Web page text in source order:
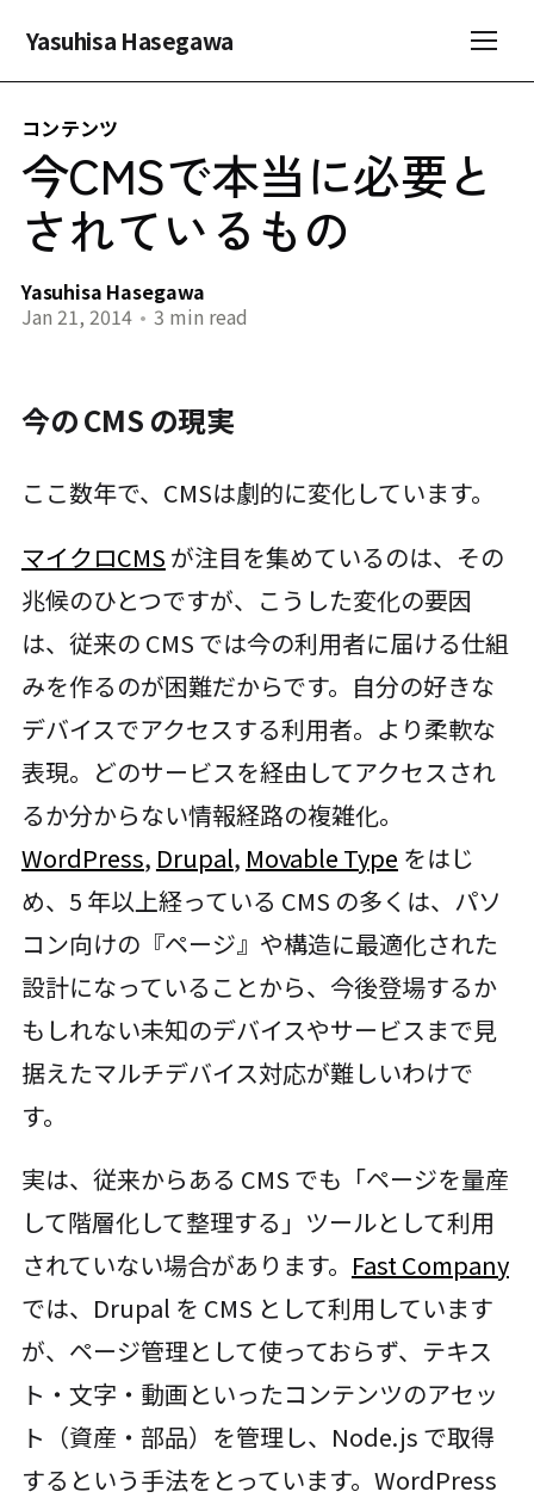
Yasuhisa Hasegawa
コンテンツ
今CMSで本当に必要と
されているもの
Yasuhisa Hasegawa
Jan 21, 2014 • 3 min read
今の CMS の現実
ここ数年で、CMSは劇的に変化しています。
マイクロCMS が注目を集めているのは、その
兆候のひとつですが、こうした変化の要因
は、従来の CMS では今の利用者に届ける仕組
みを作るのが困難だからです。自分の好きな
デバイスでアクセスする利用者。より柔軟な
表現。どのサービスを経由してアクセスされ
るか分からない情報経路の複雑化。
WordPress, Drupal, Movable Type をはじ
め、5 年以上経っている CMS の多くは、パソ
コン向けの『ページ』や構造に最適化された
設計になっていることから、今後登場するか
もしれない未知のデバイスやサービスまで見
据えたマルチデバイス対応が難しいわけで
す。
実は、従来からある CMS でも「ページを量産
して階層化して整理する」ツールとして利用
されていない場合があります。 Fast Company
では、Drupal を CMS として利用しています
が、ページ管理として使っておらず、テキス
ト・文字・動画といったコンテンツのアセッ
ト（資産・部品）を管理し、Node.js で取得
するという手法をとっています。WordPress